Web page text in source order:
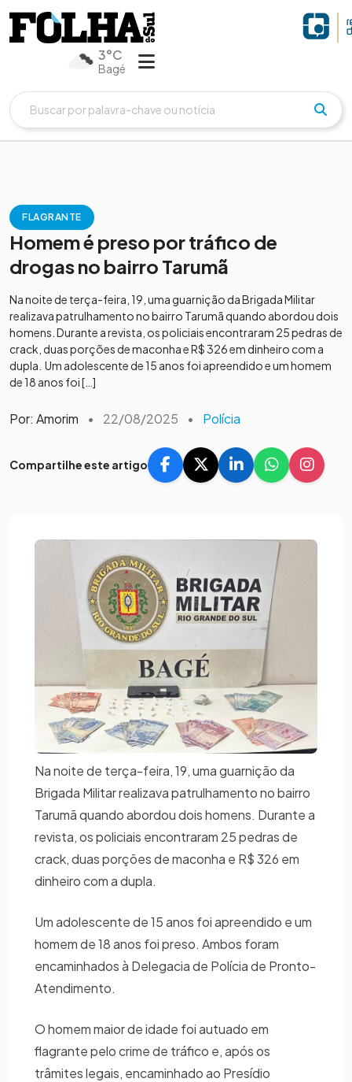
3°C
Bagé
FLAGRANTE
Homem é preso por tráfico de
drogas no bairro Tarumã
Na noite de terça-feira, 19, uma guarnição da Brigada Militar
realizava patrulhamento no bairro Tarumã quando abordou dois
homens. Durante a revista, os policiais encontraram 25 pedras de
crack, duas porções de maconha e R$ 326 em dinheiro com a
dupla. Um adolescente de 15 anos foi apreendido e um homem
de 18 anos foi […]
Por: Amorim • 22/08/2025 • Polícia
Compartilhe este artigo
Na noite de terça-feira, 19, uma guarnição da
Brigada Militar realizava patrulhamento no bairro
Tarumã quando abordou dois homens. Durante a
revista, os policiais encontraram 25 pedras de
crack, duas porções de maconha e R$ 326 em
dinheiro com a dupla.
Um adolescente de 15 anos foi apreendido e um
homem de 18 anos foi preso. Ambos foram
encaminhados à Delegacia de Polícia de Pronto-
Atendimento.
O homem maior de idade foi autuado em
flagrante pelo crime de tráfico e, após os
trâmites legais, encaminhado ao Presídio